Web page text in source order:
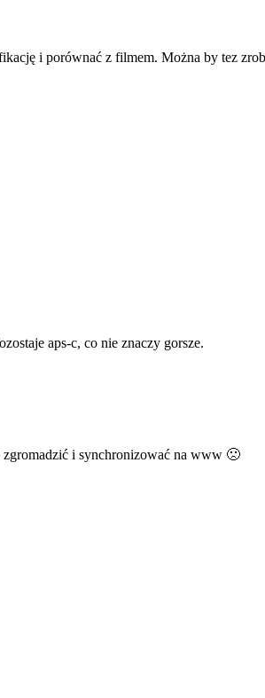
i porównać z filmem. Można by tez
aps-c, co nie znaczy gorsze.
zgromadzić i synchronizować na www 🙁